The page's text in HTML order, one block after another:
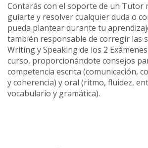
Contarás con el soporte de un Tutor
guiarte y resolver cualquier duda o
pueda plantear durante tu
también responsable de corregir las
Writing y Speaking de los 2
curso, proporcionándote consejos
competencia escrita (comunicación,
y coherencia) y oral (ritmo, fluidez,
vocabulario y gramática).